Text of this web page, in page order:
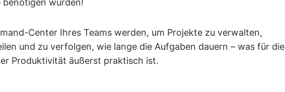
benötigen würden!
Center Ihres Teams werden, um Projekte zu verwalten,
und zu verfolgen, wie lange die Aufgaben dauern – was für die
Produktivität äußerst praktisch ist.